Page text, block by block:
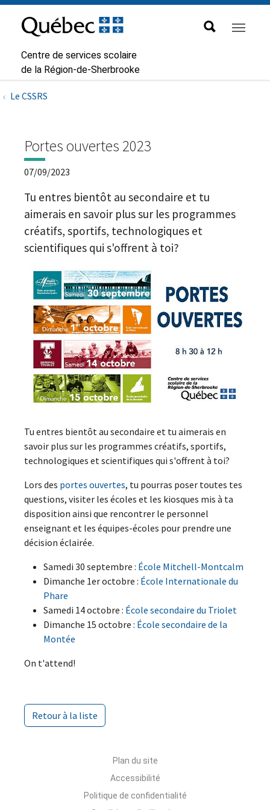
Aller à la navigation principale
Aller au contenu principal
Passer au pied de page
au
contenu
Centre de services scolaire
de la Région-de-Sherbrooke
Le CSSRS
Portes ouvertes 2023
07/09/2023
Tu entres bientôt au secondaire et tu
aimerais en savoir plus sur les programmes
créatifs, sportifs, technologiques et
scientifiques qui s'offrent à toi?
Tu entres bientôt au secondaire et tu aimerais en
savoir plus sur les programmes créatifs, sportifs,
technologiques et scientifiques qui s'offrent à toi?
Lors des portes ouvertes, tu pourras poser toutes tes
questions, visiter les écoles et les kiosques mis à ta
disposition ainsi que rencontrer le personnel
enseignant et les équipes-écoles pour prendre une
décision éclairée.
Samedi 30 septembre : École Mitchell-Montcalm
Dimanche 1er octobre : École Internationale du
Phare
Samedi 14 octobre : École secondaire du Triolet
Dimanche 15 octobre : École secondaire de la
Montée
On t'attend!
Retour à la liste
Plan du site
Accessibilité
Politique de confidentialité